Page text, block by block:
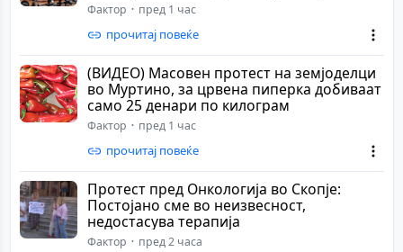
Фактор пред 1 час
прочитај повеќе
(ВИДЕО) Масовен протест на земјоделци
во Муртино, за црвена пиперка добиваат
само 25 денари по килограм
Фактор пред 1 час
прочитај повеќе
Протест пред Онкологија во Скопје:
Постојано сме во неизвесност,
недостасува терапија
Фактор пред 2 часа